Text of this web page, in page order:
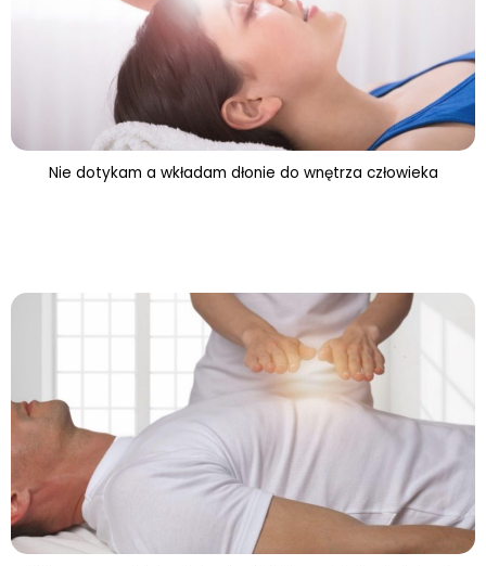
Nie dotykam a wkładam dłonie do wnętrza człowieka